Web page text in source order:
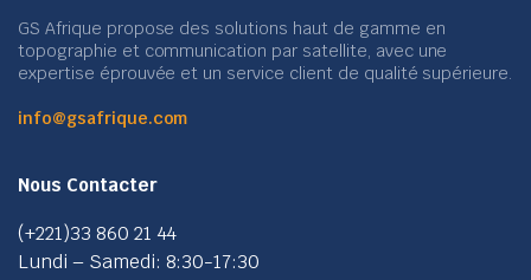
GS Afrique propose des solutions haut de gamme en
topographie et communication par satellite, avec une
expertise éprouvée et un service client de qualité supérieure.
info@gsafrique.com
Nous Contacter
(+221)33 860 21 44
Lundi – Samedi: 8:30-17:30